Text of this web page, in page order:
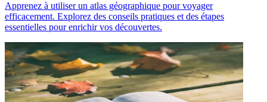
Apprenez à utiliser un atlas géographique pour voyager
efficacement. Explorez des conseils pratiques et des étapes
essentielles pour enrichir vos découvertes.